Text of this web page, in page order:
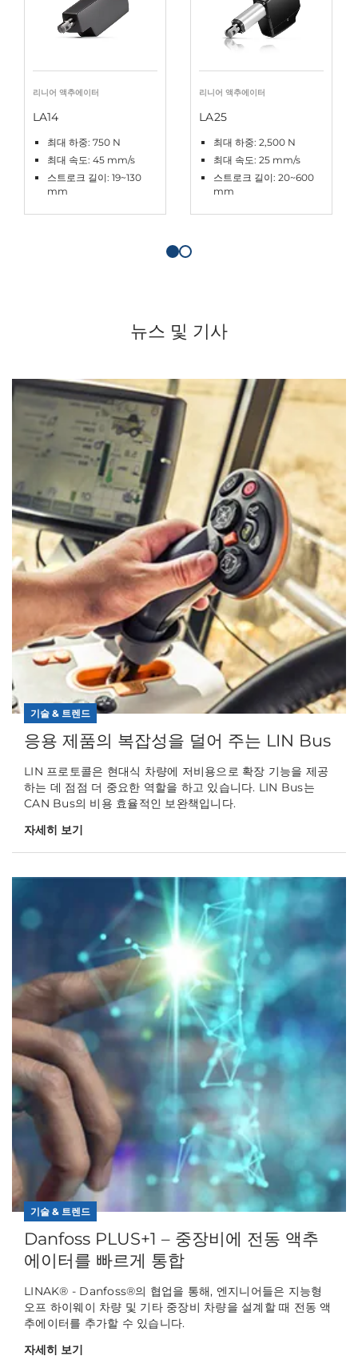
리니어 액추에이터
LA14
최대 하중: 750 N
최대 속도: 45 mm/s
스트로크 길이: 19~130
mm
리니어 액추에이터
LA25
최대 하중: 2,500 N
최대 속도: 25 mm/s
스트로크 길이: 20~600
mm
뉴스 및 기사
기술 & 트렌드
응용 제품의 복잡성을 덜어 주는 LIN Bus
LIN 프로토콜은 현대식 차량에 저비용으로 확장 기능을 제공
하는 데 점점 더 중요한 역할을 하고 있습니다. LIN Bus는
CAN Bus의 비용 효율적인 보완책입니다.
자세히 보기
기술 & 트렌드
Danfoss PLUS+1 – 중장비에 전동 액추
에이터를 빠르게 통합
LINAK® - Danfoss®의 협업을 통해, 엔지니어들은 지능형
오프 하이웨이 차량 및 기타 중장비 차량을 설계할 때 전동 액
추에이터를 추가할 수 있습니다.
자세히 보기